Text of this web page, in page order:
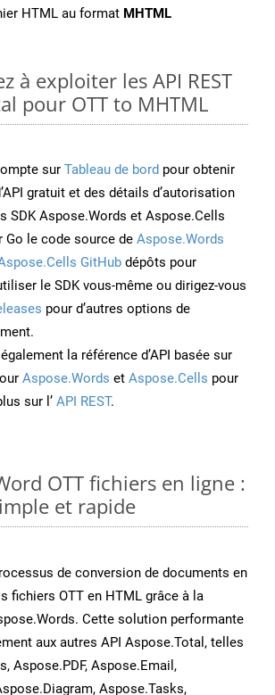
HTML au format MHTML
à exploiter les API REST
pour OTT to MHTML
sur Tableau de bord pour obtenir
gratuit et des détails d’autorisation
SDK Aspose.Words et Aspose.Cells
Go le code source de Aspose.Words
GitHub dépôts pour
le SDK vous-même ou dirigez-vous
pour d’autres options de
la référence d’API basée sur
Aspose.Words et Aspose.Cells pour
sur l’ API REST.
OTT fichiers en ligne :
et rapide
de conversion de documents en
fichiers OTT en HTML grâce à la
Cette solution performante
aux autres API Aspose.Total, telles
Aspose.PDF, Aspose.Email,
Aspose.Tasks,